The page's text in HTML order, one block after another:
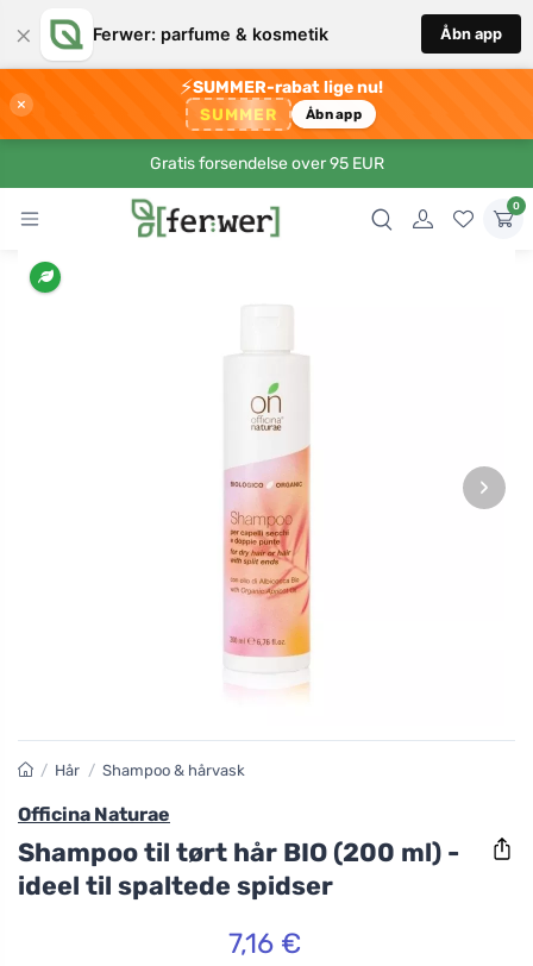
× Ferwer: parfume & kosmetik Åbn app
×
⚡SUMMER-rabat lige nu!
SUMMER Åbn app
Gratis forsendelse over 95 EUR
0
›
/ Hår / Shampoo & hårvask
Officina Naturae
Shampoo til tørt hår BIO (200 ml) -
ideel til spaltede spidser
7,16 €